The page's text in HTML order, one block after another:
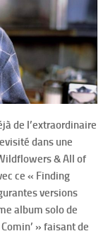
de l’extraordinaire
dans une
& All of
ce « Finding
versions
album solo de
» faisant de